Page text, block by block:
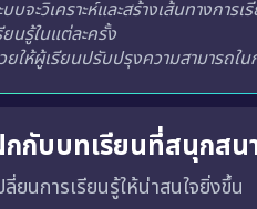
กับบทเรียนที่สนุกสน
ลี่ยนการเรียนรู้ให้น่าสนใจยิ่งขึ้น
เรียนได้รับการออกแบบในรูปแบบก
ลำดับในกระดานผู้นำ ช่วยสร้างสภาพ
น่าเบื่ออีกต่อไป